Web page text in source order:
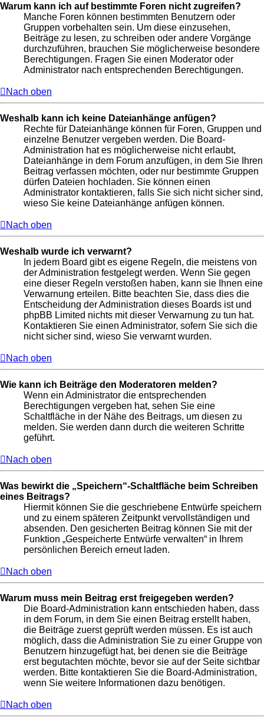
Warum kann ich auf bestimmte Foren nicht zugreifen?
Manche Foren können bestimmten Benutzern oder
Gruppen vorbehalten sein. Um diese einzusehen,
Beiträge zu lesen, zu schreiben oder andere Vorgänge
durchzuführen, brauchen Sie möglicherweise besondere
Berechtigungen. Fragen Sie einen Moderator oder
Administrator nach entsprechenden Berechtigungen.
Nach oben
Weshalb kann ich keine Dateianhänge anfügen?
Rechte für Dateianhänge können für Foren, Gruppen und
einzelne Benutzer vergeben werden. Die Board-
Administration hat es möglicherweise nicht erlaubt,
Dateianhänge in dem Forum anzufügen, in dem Sie Ihren
Beitrag verfassen möchten, oder nur bestimmte Gruppen
dürfen Dateien hochladen. Sie können einen
Administrator kontaktieren, falls Sie sich nicht sicher sind,
wieso Sie keine Dateianhänge anfügen können.
Nach oben
Weshalb wurde ich verwarnt?
In jedem Board gibt es eigene Regeln, die meistens von
der Administration festgelegt werden. Wenn Sie gegen
eine dieser Regeln verstoßen haben, kann sie Ihnen eine
Verwarnung erteilen. Bitte beachten Sie, dass dies die
Entscheidung der Administration dieses Boards ist und
phpBB Limited nichts mit dieser Verwarnung zu tun hat.
Kontaktieren Sie einen Administrator, sofern Sie sich die
nicht sicher sind, wieso Sie verwarnt wurden.
Nach oben
Wie kann ich Beiträge den Moderatoren melden?
Wenn ein Administrator die entsprechenden
Berechtigungen vergeben hat, sehen Sie eine
Schaltfläche in der Nähe des Beitrags, um diesen zu
melden. Sie werden dann durch die weiteren Schritte
geführt.
Nach oben
Was bewirkt die „Speichern“-Schaltfläche beim Schreiben
eines Beitrags?
Hiermit können Sie die geschriebene Entwürfe speichern
und zu einem späteren Zeitpunkt vervollständigen und
absenden. Den gesicherten Beitrag können Sie mit der
Funktion „Gespeicherte Entwürfe verwalten“ in Ihrem
persönlichen Bereich erneut laden.
Nach oben
Warum muss mein Beitrag erst freigegeben werden?
Die Board-Administration kann entschieden haben, dass
in dem Forum, in dem Sie einen Beitrag erstellt haben,
die Beiträge zuerst geprüft werden müssen. Es ist auch
möglich, dass die Administration Sie zu einer Gruppe von
Benutzern hinzugefügt hat, bei denen sie die Beiträge
erst begutachten möchte, bevor sie auf der Seite sichtbar
werden. Bitte kontaktieren Sie die Board-Administration,
wenn Sie weitere Informationen dazu benötigen.
Nach oben